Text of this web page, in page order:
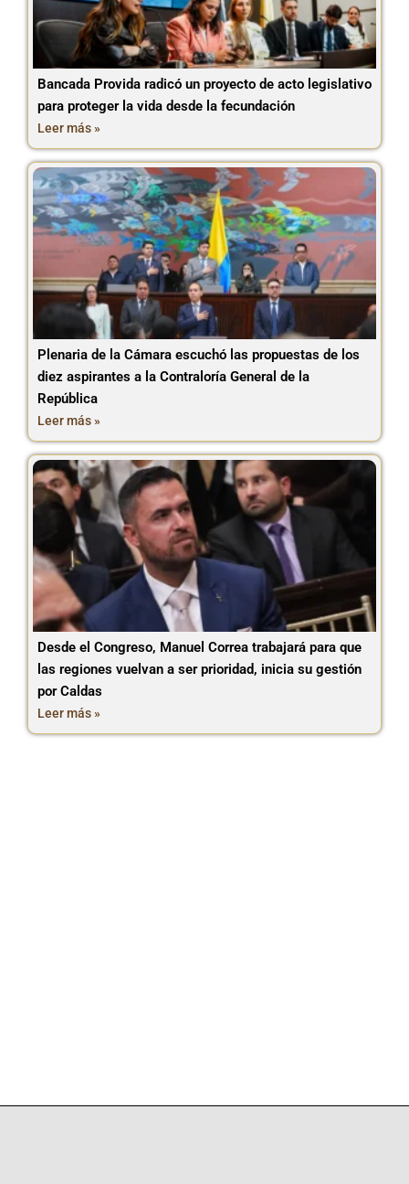
Bancada Provida radicó un proyecto de acto legislativo
para proteger la vida desde la fecundación
Leer más »
Plenaria de la Cámara escuchó las propuestas de los
diez aspirantes a la Contraloría General de la
República
Leer más »
Desde el Congreso, Manuel Correa trabajará para que
las regiones vuelvan a ser prioridad, inicia su gestión
por Caldas
Leer más »